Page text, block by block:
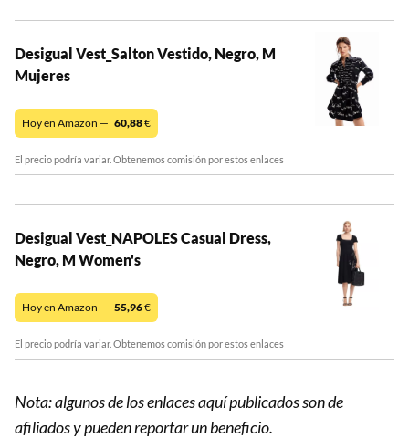
Desigual Vest_Salton Vestido, Negro, M
Mujeres
Hoy en Amazon — 60,88€
El precio podría variar. Obtenemos comisión por estos enlaces
Desigual Vest_NAPOLES Casual Dress,
Negro, M Women's
Hoy en Amazon — 55,96€
El precio podría variar. Obtenemos comisión por estos enlaces
Nota: algunos de los enlaces aquí publicados son de
afiliados y pueden reportar un beneficio.